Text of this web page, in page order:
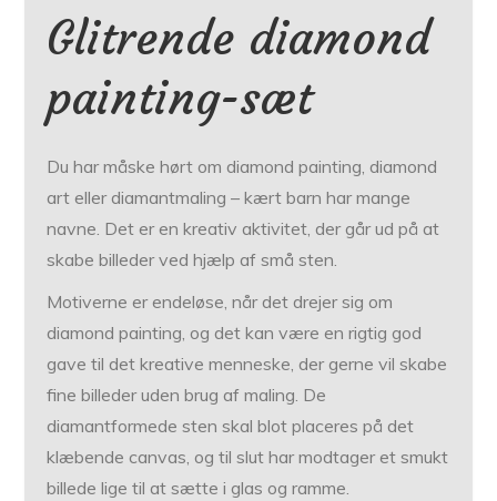
Glitrende diamond
painting-sæt
Du har måske hørt om diamond painting, diamond
art eller diamantmaling – kært barn har mange
navne. Det er en kreativ aktivitet, der går ud på at
skabe billeder ved hjælp af små sten.
Motiverne er endeløse, når det drejer sig om
diamond painting, og det kan være en rigtig god
gave til det kreative menneske, der gerne vil skabe
fine billeder uden brug af maling. De
diamantformede sten skal blot placeres på det
klæbende canvas, og til slut har modtager et smukt
billede lige til at sætte i glas og ramme.